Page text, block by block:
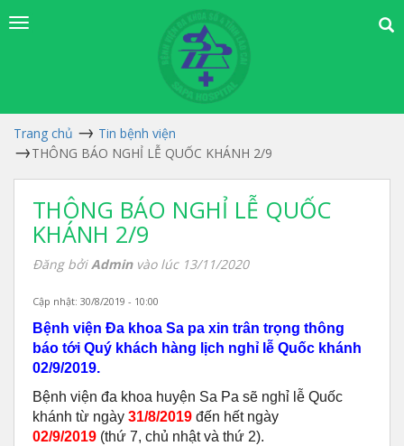
Trang chủ
Tin bệnh viện
THÔNG BÁO NGHỈ LỄ QUỐC KHÁNH 2/9
THÔNG BÁO NGHỈ LỄ QUỐC
KHÁNH 2/9
Đăng bởiAdminvào lúc 13/11/2020
Cập nhật: 30/8/2019 - 10:00
Bệnh viện Đa khoa Sa pa xin trân trọng thông
báo tới Quý khách hàng lịch nghỉ lễ Quốc khánh
02/9/2019.
Bệnh viện đa khoa huyện Sa Pa sẽ nghỉ lễ Quốc
khánh từ ngày 31/8/2019 đến hết ngày
02/9/2019 (thứ 7, chủ nhật và thứ 2).